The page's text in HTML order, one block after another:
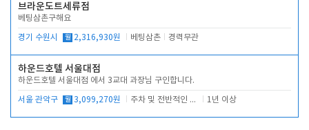
브라운도트세류점
베팅삼촌구해요
경기 수원시 월 2,316,930원 베팅삼촌 경력무관
하운드호텔 서울대점
하운드호텔 서울대점 에서 3교대 과장님 구인합니다.
서울 관악구 월 3,099,270원 주차 및 전반적인 당번업무 1년 이상